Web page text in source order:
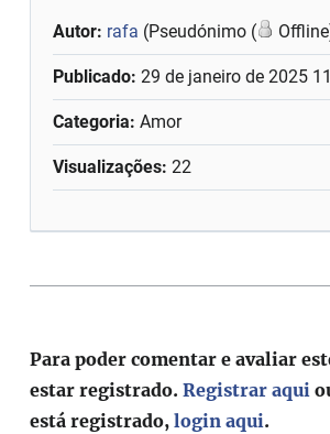
Autor: rafa (Pseudónimo (
Publicado:29 de janeiro de 2025
Categoria: Amor
Visualizações: 22
Para poder comentar e avaliar
estar registrado.Registrar aqui
está registrado,login aqui.